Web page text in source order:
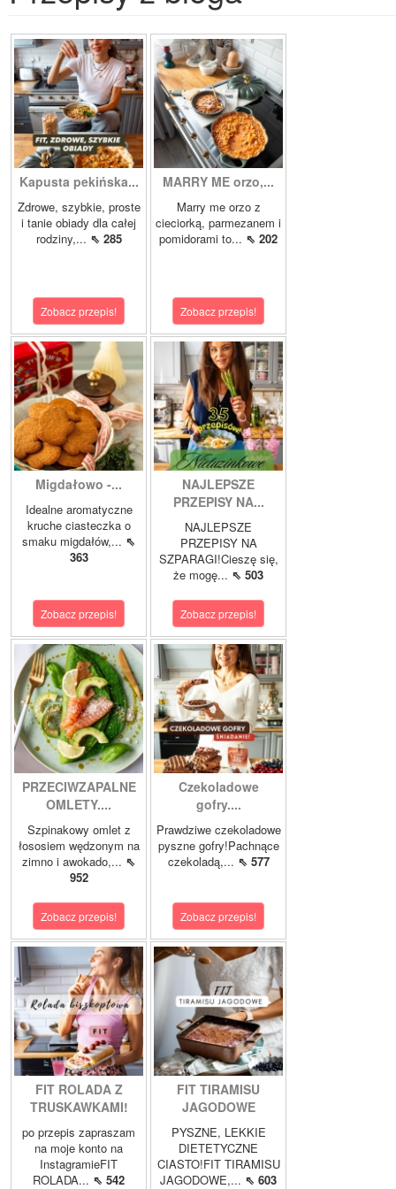
Kapusta pekińska...
Zdrowe, szybkie, proste
i tanie obiady dla całej
rodziny,... ⇖ 285
Zobacz przepis!
MARRY ME orzo,...
Marry me orzo z
cieciorką, parmezanem i
pomidorami to... ⇖ 202
Zobacz przepis!
Migdałowo -...
Idealne aromatyczne
kruche ciasteczka o
smaku migdałów,... ⇖
363
Zobacz przepis!
NAJLEPSZE
PRZEPISY NA...
NAJLEPSZE
PRZEPISY NA
SZPARAGI!Cieszę się,
że mogę... ⇖ 503
Zobacz przepis!
PRZECIWZAPALNE
OMLETY....
Szpinakowy omlet z
łososiem wędzonym na
zimno i awokado,... ⇖
952
Zobacz przepis!
Czekoladowe
gofry....
Prawdziwe czekoladowe
pyszne gofry!Pachnące
czekoladą,... ⇖ 577
Zobacz przepis!
FIT ROLADA Z
TRUSKAWKAMI!
po przepis zapraszam
na moje konto na
InstagramieFIT
ROLADA... ⇖ 542
FIT TIRAMISU
JAGODOWE
PYSZNE, LEKKIE
DIETETYCZNE
CIASTO!FIT TIRAMISU
JAGODOWE,... ⇖ 603